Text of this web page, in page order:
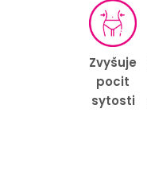
Zvyšuje
pocit
sytosti